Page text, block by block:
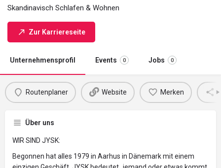
Skandinavisch Schlafen & Wohnen
Zur Karriereseite
Unternehmensprofil Events 0 Jobs 0
Routenplaner Website Merken
Über uns
WIR SIND JYSK:
Begonnen hat alles 1979 in Aarhus in Dänemark mit einem